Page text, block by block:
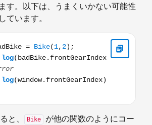
す。以下は、うまくいかない可能性
ています。
Bike(1,2);
と、 Bike
が他の関数のようにコー